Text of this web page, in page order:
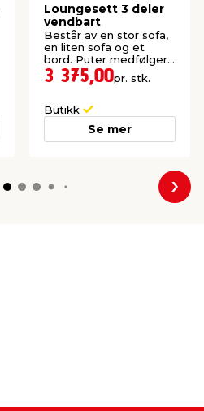
Loungesett 3 deler
vendbart
Består av en stor sofa,
en liten sofa og et
bord. Puter medfølger.
Settet er vendbart og
kan derfor stå både
høyrevendt.
3 375,00pr. stk.
Butikk
Se mer